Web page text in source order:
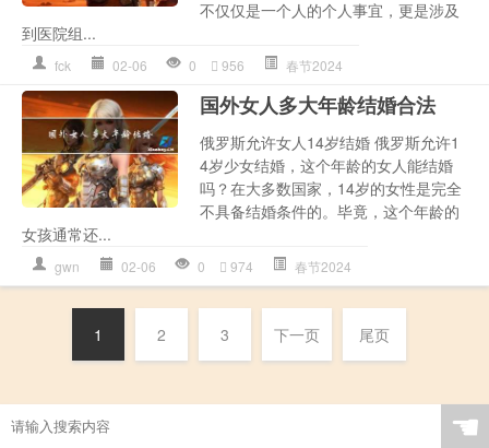
不仅仅是一个人的个人事宜，更是涉及
到医院组...
fck 02-06 0 956 春节2024
国外女人多大年龄结婚合法
俄罗斯允许女人14岁结婚 俄罗斯允许1
4岁少女结婚，这个年龄的女人能结婚
吗？在大多数国家，14岁的女性是完全
不具备结婚条件的。毕竟，这个年龄的
女孩通常还...
gwn 02-06 0 974 春节2024
1 2 3 下一页 尾页
☚